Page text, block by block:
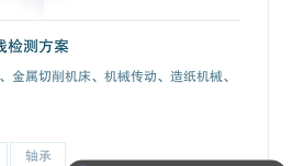
检测方案
金属切削机床、机械传动、造纸机械、
轴承